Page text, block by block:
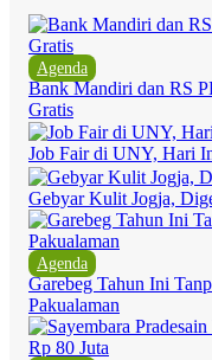
Agenda
Bank Mandiri dan RS
Gratis
Job Fair di UNY, Hari
Gebyar Kulit Jogja,
Agenda
Garebeg Tahun Ini
Pakualaman